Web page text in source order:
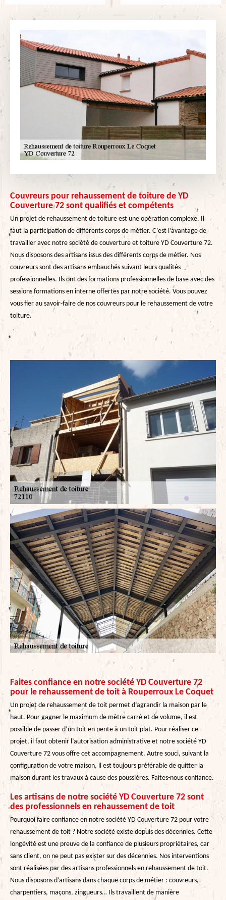
Couvreurs pour rehaussement de toiture de YD
Couverture 72 sont qualifiés et compétents
Un projet de rehaussement de toiture est une opération complexe. Il
faut la participation de différents corps de métier. C’est l’avantage de
travailler avec notre société de couverture et toiture YD Couverture 72.
Nous disposons des artisans issus des différents corps de métier. Nos
couvreurs sont des artisans embauchés suivant leurs qualités
professionnelles. Ils ont des formations professionnelles de base avec des
sessions formations en interne offertes par notre société. Vous pouvez
vous fier au savoir-faire de nos couvreurs pour le rehaussement de votre
toiture.
Faites confiance en notre société YD Couverture 72
pour le rehaussement de toit à Rouperroux Le Coquet
Un projet de rehaussement de toit permet d’agrandir la maison par le
haut. Pour gagner le maximum de mètre carré et de volume, il est
possible de passer d’un toit en pente à un toit plat. Pour réaliser ce
projet, il faut obtenir l’autorisation administrative et notre société YD
Couverture 72 vous offre cet accompagnement. Autre souci, suivant la
configuration de votre maison, il est toujours préférable de quitter la
maison durant les travaux à cause des poussières. Faites-nous confiance.
Les artisans de notre société YD Couverture 72 sont
des professionnels en rehaussement de toit
Pourquoi faire confiance en notre société YD Couverture 72 pour votre
rehaussement de toit ? Notre société existe depuis des décennies. Cette
longévité est une preuve de la confiance de plusieurs propriétaires, car
sans client, on ne peut pas exister sur des décennies. Nos interventions
sont réalisées par des artisans professionnels en rehaussement de toit.
Nous disposons d’artisans dans chaque corps de métier : couvreurs,
charpentiers, maçons, zingueurs… Ils travaillent de manière